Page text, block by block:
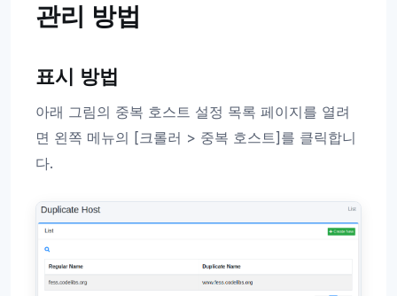
관리 방법
표시 방법
아래 그림의 중복 호스트 설정 목록 페이지를 열려
면 왼쪽 메뉴의 [크롤러 > 중복 호스트]를 클릭합니
다.